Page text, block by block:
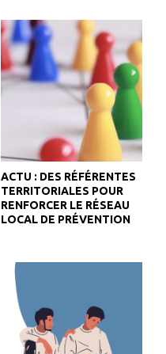
ACTU : DES RÉFÉRENTES
TERRITORIALES POUR
RENFORCER LE RÉSEAU
LOCAL DE PRÉVENTION